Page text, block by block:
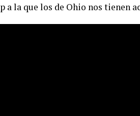
a la que los de Ohio nos tienen